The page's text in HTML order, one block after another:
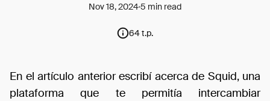
Nov 18, 20245 min read
64 t.p.
En el artículo anterior escribí acerca de Squid, una
plataforma que te permitía intercambiar